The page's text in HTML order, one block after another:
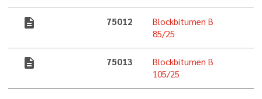
description 75012
Blockbitumen B
85/25
description 75013
Blockbitumen B
105/25